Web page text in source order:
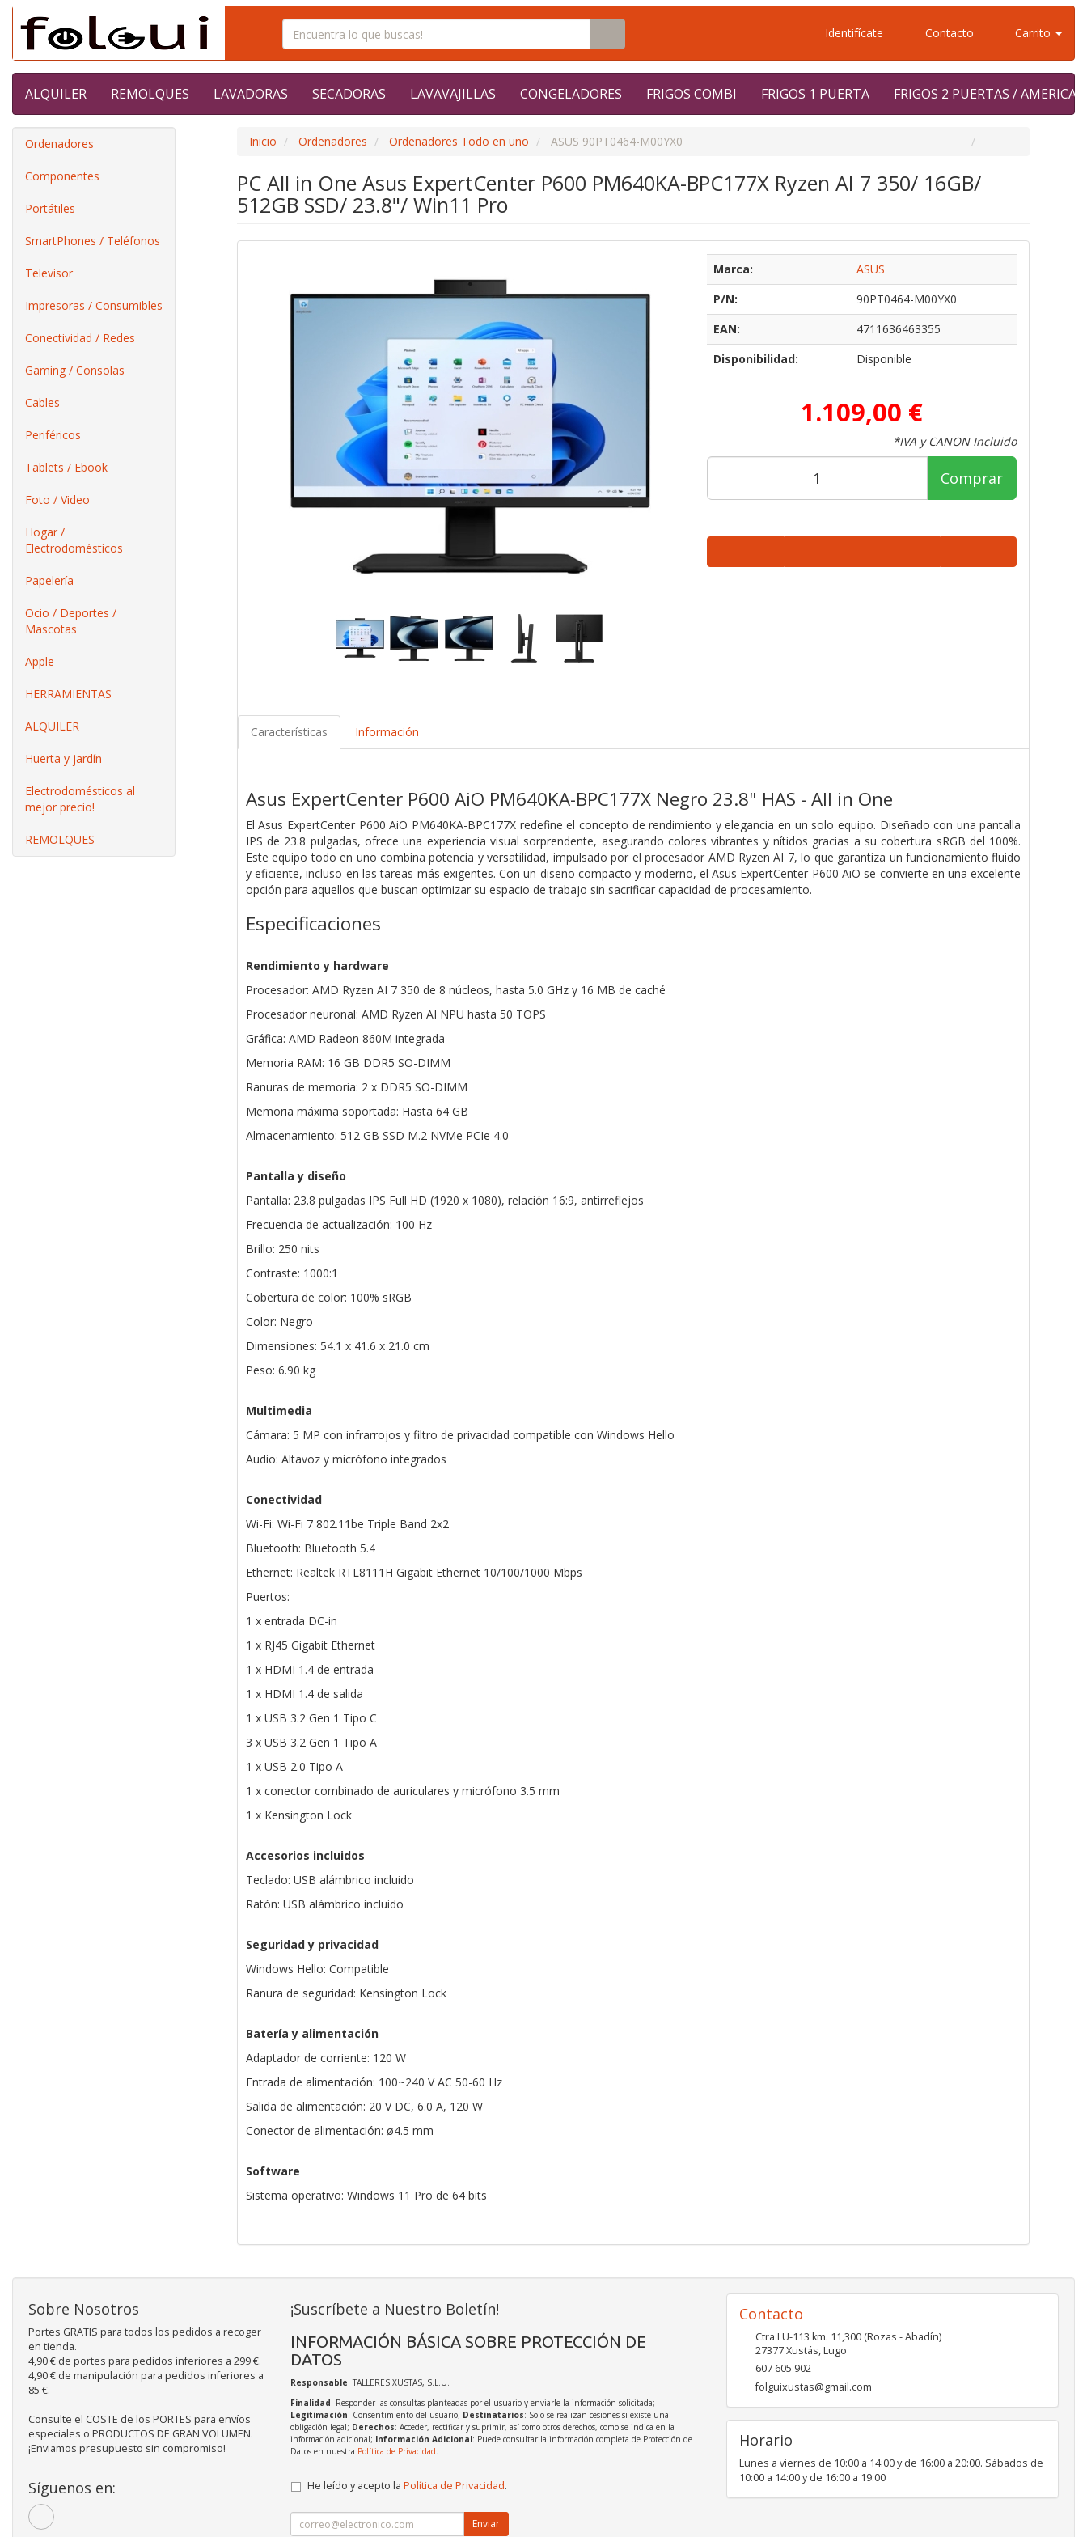
Identifícate Contacto Carrito
ALQUILER REMOLQUES LAVADORAS SECADORAS LAVAVAJILLAS CONGELADORES FRIGOS COMBI FRIGOS 1 PUERTA FRIGOS 2 PUERTAS /
Ordenadores
Componentes
Portátiles
SmartPhones / Teléfonos
Televisor
Impresoras / Consumibles
Conectividad / Redes
Gaming / Consolas
Cables
Periféricos
Tablets / Ebook
Foto / Video
Hogar /
Electrodomésticos
Papelería
Ocio / Deportes /
Mascotas
Apple
HERRAMIENTAS
ALQUILER
Huerta y jardín
Electrodomésticos al
mejor precio!
REMOLQUES
Inicio Ordenadores Ordenadores Todo en uno ASUS 90PT0464-M00YX0
PC All in One Asus ExpertCenter P600 PM640KA-BPC177X Ryzen AI 7 350/ 16GB/
512GB SSD/ 23.8"/ Win11 Pro
Marca:
ASUS
P/N:
90PT0464-M00YX0
EAN:
4711636463355
Disponibilidad:
Disponible
1.109,00 €
*IVA y CANON Incluido
Comprar
Características Información
Asus ExpertCenter P600 AiO PM640KA-BPC177X Negro 23.8" HAS - All in One
El Asus ExpertCenter P600 AiO PM640KA-BPC177X redefine el concepto de rendimiento y elegancia en un solo equipo. Diseñado con una pantalla
IPS de 23.8 pulgadas, ofrece una experiencia visual sorprendente, asegurando colores vibrantes y nítidos gracias a su cobertura sRGB del 100%.
Este equipo todo en uno combina potencia y versatilidad, impulsado por el procesador AMD Ryzen AI 7, lo que garantiza un funcionamiento fluido
y eficiente, incluso en las tareas más exigentes. Con un diseño compacto y moderno, el Asus ExpertCenter P600 AiO se convierte en una excelente
opción para aquellos que buscan optimizar su espacio de trabajo sin sacrificar capacidad de procesamiento.
Especificaciones
Rendimiento y hardware
Procesador: AMD Ryzen AI 7 350 de 8 núcleos, hasta 5.0 GHz y 16 MB de caché
Procesador neuronal: AMD Ryzen AI NPU hasta 50 TOPS
Gráfica: AMD Radeon 860M integrada
Memoria RAM: 16 GB DDR5 SO-DIMM
Ranuras de memoria: 2 x DDR5 SO-DIMM
Memoria máxima soportada: Hasta 64 GB
Almacenamiento: 512 GB SSD M.2 NVMe PCIe 4.0
Pantalla y diseño
Pantalla: 23.8 pulgadas IPS Full HD (1920 x 1080), relación 16:9, antirreflejos
Frecuencia de actualización: 100 Hz
Brillo: 250 nits
Contraste: 1000:1
Cobertura de color: 100% sRGB
Color: Negro
Dimensiones: 54.1 x 41.6 x 21.0 cm
Peso: 6.90 kg
Multimedia
Cámara: 5 MP con infrarrojos y filtro de privacidad compatible con Windows Hello
Audio: Altavoz y micrófono integrados
Conectividad
Wi-Fi: Wi-Fi 7 802.11be Triple Band 2x2
Bluetooth: Bluetooth 5.4
Ethernet: Realtek RTL8111H Gigabit Ethernet 10/100/1000 Mbps
Puertos:
1 x entrada DC-in
1 x RJ45 Gigabit Ethernet
1 x HDMI 1.4 de entrada
1 x HDMI 1.4 de salida
1 x USB 3.2 Gen 1 Tipo C
3 x USB 3.2 Gen 1 Tipo A
1 x USB 2.0 Tipo A
1 x conector combinado de auriculares y micrófono 3.5 mm
1 x Kensington Lock
Accesorios incluidos
Teclado: USB alámbrico incluido
Ratón: USB alámbrico incluido
Seguridad y privacidad
Windows Hello: Compatible
Ranura de seguridad: Kensington Lock
Batería y alimentación
Adaptador de corriente: 120 W
Entrada de alimentación: 100~240 V AC 50-60 Hz
Salida de alimentación: 20 V DC, 6.0 A, 120 W
Conector de alimentación: ø4.5 mm
Software
Sistema operativo: Windows 11 Pro de 64 bits
Sobre Nosotros
Portes GRATIS para todos los pedidos a recoger
en tienda.
4,90 € de portes para pedidos inferiores a 299 €.
4,90 € de manipulación para pedidos inferiores a
85 €.
Consulte el COSTE de los PORTES para envíos
especiales o PRODUCTOS DE GRAN VOLUMEN.
¡Enviamos presupuesto sin compromiso!
Síguenos en:
¡Suscríbete a Nuestro Boletín!
INFORMACIÓN BÁSICA SOBRE PROTECCIÓN DE
DATOS
Responsable: TALLERES XUSTAS, S.L.U.
Finalidad: Responder las consultas planteadas por el usuario y enviarle la información solicitada;
Legitimación: Consentimiento del usuario; Destinatarios: Solo se realizan cesiones si existe una
obligación legal; Derechos: Acceder, rectificar y suprimir, así como otros derechos, como se indica en la
información adicional; Información Adicional: Puede consultar la información completa de Protección de
Datos en nuestra Política de Privacidad.
He leído y acepto la Política de Privacidad.
Enviar
Contacto
Ctra LU-113 km. 11,300 (Rozas - Abadín)
27377Xustás,Lugo
607 605 902
folguixustas@gmail.com
Horario
Lunes a viernes de 10:00 a 14:00 y de 16:00 a 20:00. Sábados de
10:00 a 14:00 y de 16:00 a 19:00